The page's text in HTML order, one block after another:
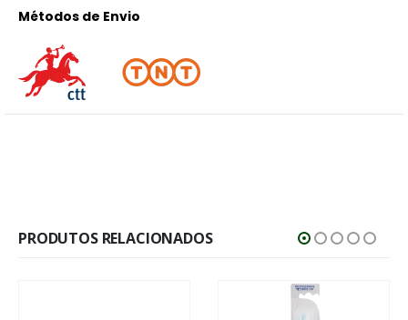
Métodos de Envio
PRODUTOS RELACIONADOS